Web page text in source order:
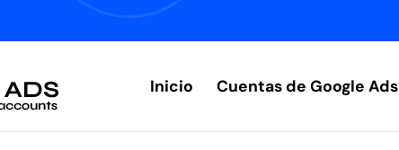
Inicio Cuentas de Google Ads